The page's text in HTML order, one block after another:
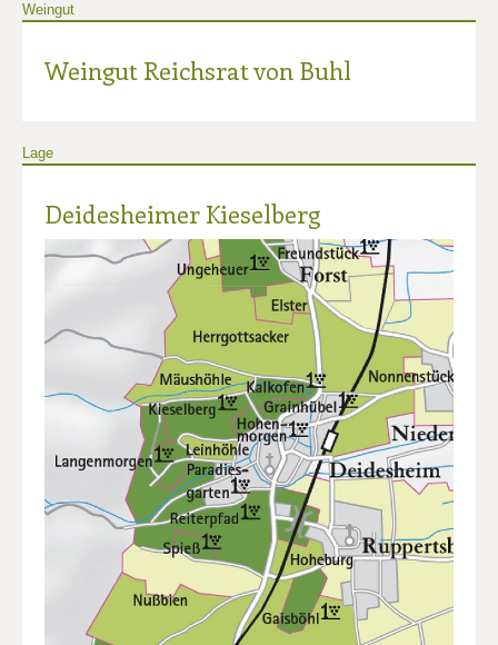
Weingut
Weingut Reichsrat von Buhl
Lage
Deidesheimer Kieselberg